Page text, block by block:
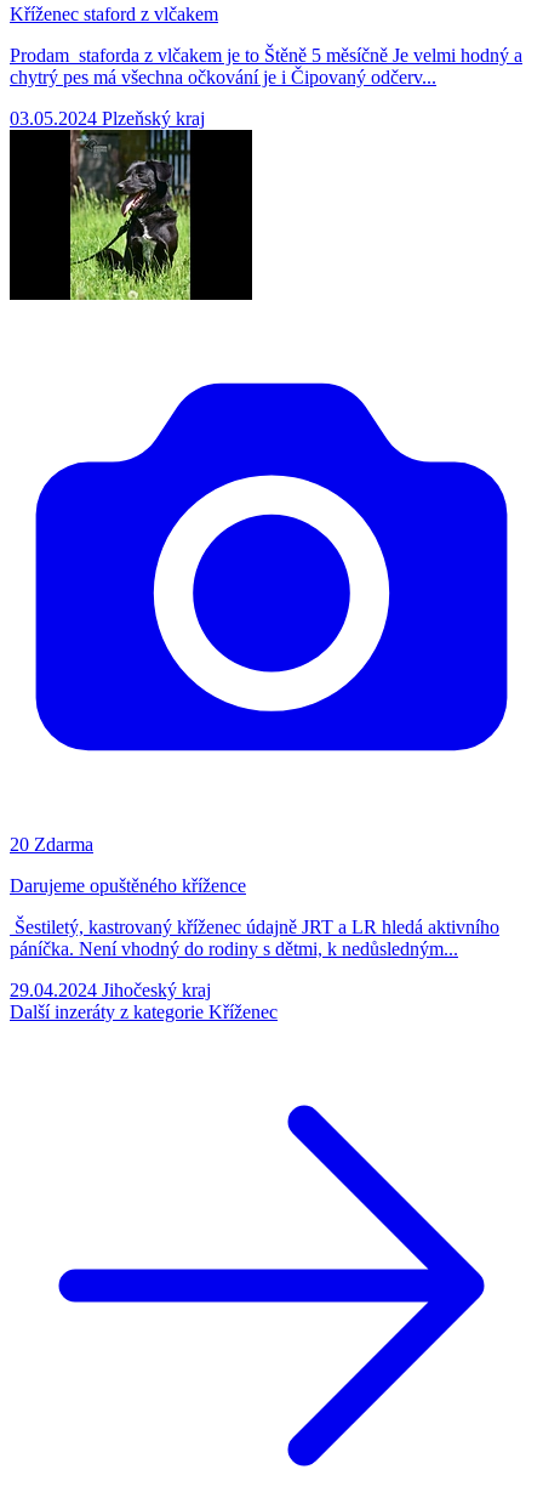
Kříženec staford z vlčakem
Prodam staforda z vlčakem je to Štěně 5 měsíčně Je velmi hodný a
chytrý pes má všechna očkování je i Čipovaný odčerv...
03.05.2024 Plzeňský kraj
20 Zdarma
Darujeme opuštěného křížence
Šestiletý, kastrovaný kříženec údajně JRT a LR hledá aktivního
páníčka. Není vhodný do rodiny s dětmi, k nedůsledným...
29.04.2024 Jihočeský kraj
Další inzeráty z kategorie Kříženec